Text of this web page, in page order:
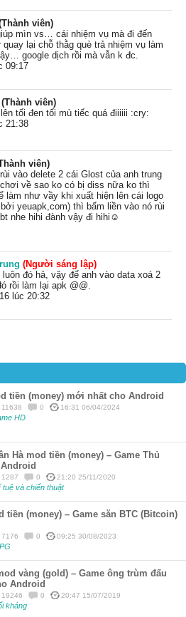
viên)
mìn vs… cái nhiệm vụ mà đi đến
quay lại chỗ thằg què trả nhiệm vụ làm
google dịch rồi mà vẫn k đc.
09:17
viên)
tối đen tối mù tiếc quá điiiiii :cry:
21:38
viên)
vào delete 2 cái Glost của anh trung
về sao ko có bị diss nữa ko thì
làm như vầy khi xuất hiện lên cái logo
yeuapk,com) thì bấm liền vào nó rùi
nhe hihi đành vậy đi hihi☺
(Người sáng lập)
luôn đó hả, vậy để anh vào data xoá 2
rồi làm lại apk @@.
lúc 20:32
tiền (money) mới nhất cho Android
11638 0 16:31 06/04/2024
HD
Hà mod tiền (money) – Game Thủ
1287 0 21:20 25/11/2020
tuệ và chiến thuật
tiền (money) – Game săn BTC (Bitcoin)
7176 0 09:25 30/08/2023
vàng (gold) – Game ông trùm đấu
Android
19246 0 20:47 15/07/2019
kháng